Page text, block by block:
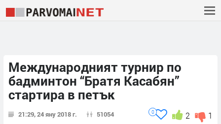
Международният турнир по
бадминтон “Братя Касабян”
стартира в петък
21:29, 24 яну 2018 г. 51054 1
2
0